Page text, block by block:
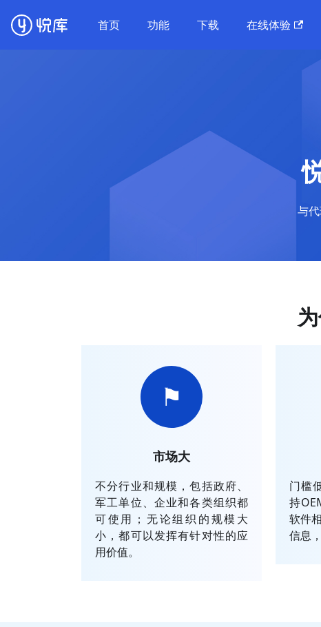
首页 功能 下载 在线体验
与
⚑
市场大
不分行业和规模，包括政府、
军工单位、企业和各类组织都
可使用；无论组织的规模大
小，都可以发挥有针对性的应
用价值。
门槛
持
软件
信息